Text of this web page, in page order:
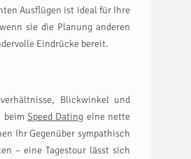
Ausflügen ist ideal für Ihre
sie die Planung anderen
Eindrücke bereit.
Blickwinkel und
beim Speed Dating eine nette
Ihr Gegenüber sympathisch
– eine Tagestour lässt sich